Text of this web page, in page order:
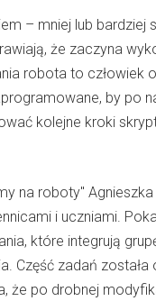
– mniej lub bardziej
że zaczyna
robota to człowiek
by po
kolejne kroki
na roboty" Agnieszka
i uczniami.
które integrują
Część zadań została
że po drobnej